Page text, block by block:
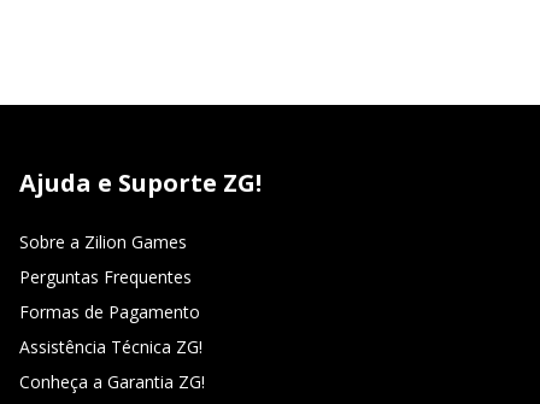
Ajuda e Suporte ZG!
Sobre a Zilion Games
Perguntas Frequentes
Formas de Pagamento
Assistência Técnica ZG!
Conheça a Garantia ZG!